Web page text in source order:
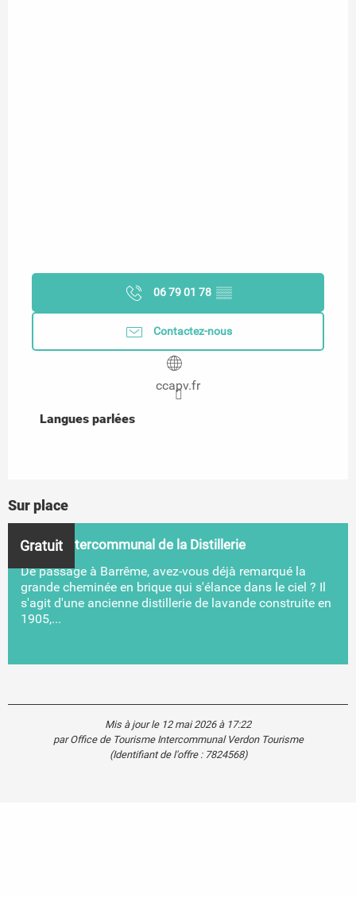
06 79 01 78 ▒▒
Contactez-nous
ccapv.fr
Langues parlées
Langues parlées
Sur place
Gratuit
Musée intercommunal de la Distillerie
De passage à Barrême, avez-vous déjà remarqué la
grande cheminée en brique qui s'élance dans le ciel ? Il
s'agit d'une ancienne distillerie de lavande construite en
1905,...
Mis à jour le 12 mai 2026 à 17:22
par Office de Tourisme Intercommunal Verdon Tourisme
(Identifiant de l'offre : 7824568)